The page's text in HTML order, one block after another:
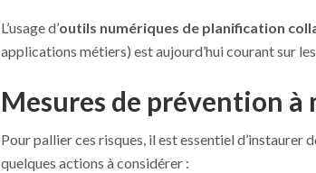
L’usage d’outils numériques de planification
applications métiers) est aujourd’hui courant sur
Mesures de prévention à
Pour pallier ces risques, il est essentiel d’instaurer
quelques actions à considérer :